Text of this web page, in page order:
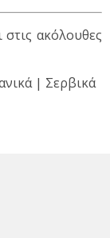
ακόλουθες
| Σερβικά